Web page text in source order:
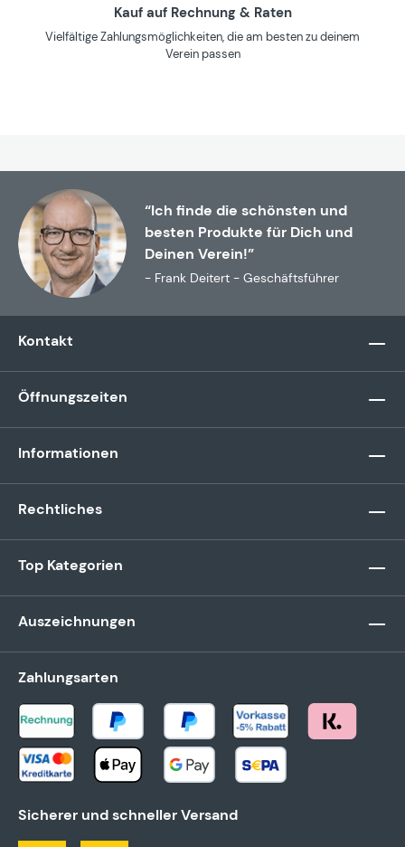
Kauf auf Rechnung & Raten
Vielfältige Zahlungsmöglichkeiten, die am besten zu deinem
Verein passen
“Ich finde die schönsten und
besten Produkte für Dich und
Deinen Verein!”
- Frank Deitert - Geschäftsführer
Kontakt
Öffnungszeiten
Informationen
Rechtliches
Top Kategorien
Auszeichnungen
Zahlungsarten
Sicherer und schneller Versand